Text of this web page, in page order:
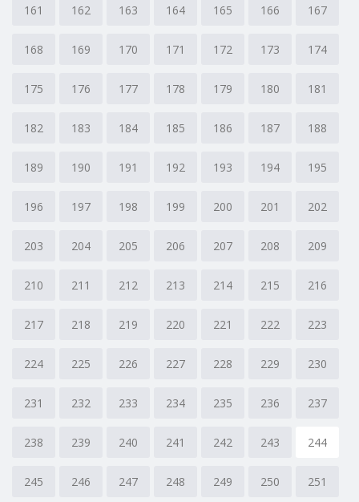
161 162 163 164 165 166 167
168 169 170 171 172 173 174
175 176 177 178 179 180 181
182 183 184 185 186 187 188
189 190 191 192 193 194 195
196 197 198 199 200 201 202
203 204 205 206 207 208 209
210 211 212 213 214 215 216
217 218 219 220 221 222 223
224 225 226 227 228 229 230
231 232 233 234 235 236 237
238 239 240 241 242 243 244
245 246 247 248 249 250 251